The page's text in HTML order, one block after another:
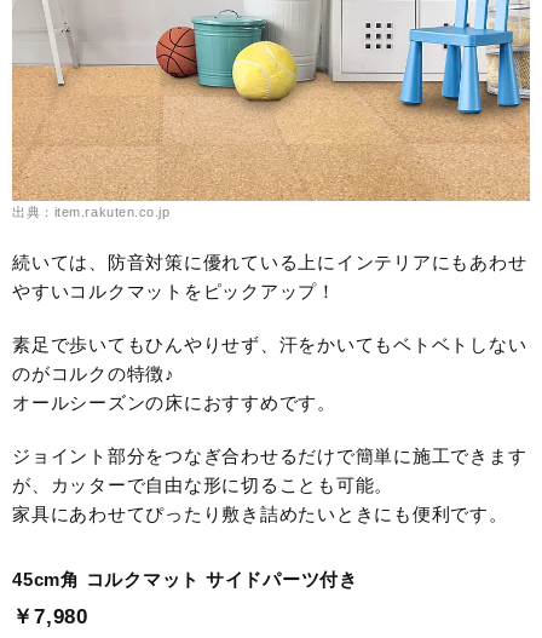
出典：item.rakuten.co.jp
続いては、防音対策に優れている上にインテリアにもあわせ
やすいコルクマットをピックアップ！
素足で歩いてもひんやりせず、汗をかいてもベトベトしない
のがコルクの特徴♪
オールシーズンの床におすすめです。
ジョイント部分をつなぎ合わせるだけで簡単に施工できます
が、カッターで自由な形に切ることも可能。
家具にあわせてぴったり敷き詰めたいときにも便利です。
45cm角 コルクマット サイドパーツ付き
￥7,980